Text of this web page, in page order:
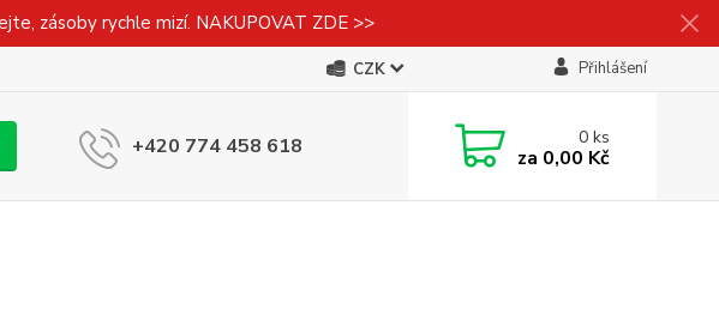
zásoby rychle mizí. NAKUPOVAT ZDE >>
CZK Přihlášení
+420 774 458 618 0ks
za 0,00 Kč